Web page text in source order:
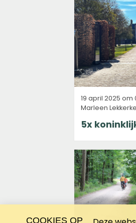
19 april 2025 om
Marleen
5x
COOKIES OP